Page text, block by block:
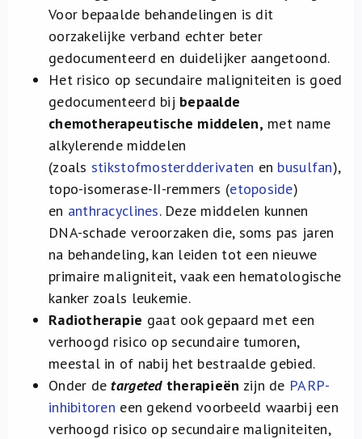
Voor bepaalde behandelingen is dit
oorzakelijke verband echter beter
gedocumenteerd en duidelijker aangetoond.
Het risico op secundaire maligniteiten is goed
gedocumenteerd bij bepaalde
chemotherapeutische middelen, met name
alkylerende middelen
(zoals stikstofmosterdderivaten en busulfan),
topo-isomerase-II-remmers (etoposide)
en anthracyclines. Deze middelen kunnen
DNA-schade veroorzaken die, soms pas jaren
na behandeling, kan leiden tot een nieuwe
primaire maligniteit, vaak een hematologische
kanker zoals leukemie.
Radiotherapie gaat ook gepaard met een
verhoogd risico op secundaire tumoren,
meestal in of nabij het bestraalde gebied.
Onder detargetedtherapieën zijn de PARP-
inhibitoren een gekend voorbeeld waarbij een
verhoogd risico op secundaire maligniteiten,